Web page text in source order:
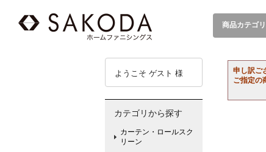
商品カテゴ
申し訳ご
ご指定の
ようこそ ゲスト 様
カテゴリから探す
カーテン・ロールスク
リーン